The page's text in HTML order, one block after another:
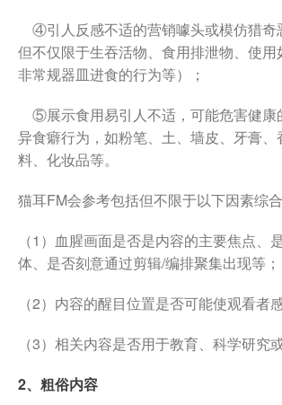
④引人反感不适的营销噱头或模仿猎奇
但不仅限于生吞活物、食用排泄物、使
非常规器皿进食的行为等）；
⑤展示食用易引人不适，可能危害健康
异食癖行为，如粉笔、土、墙皮、牙膏、
料、化妆品等。
猫耳FM会参考包括但不限于以下因素综
（1）血腥画面是否是内容的主要焦点、
体、是否刻意通过剪辑/编排聚集出现等；
（2）内容的醒目位置是否可能使观看者
（3）相关内容是否用于教育、科学研究
2、粗俗内容